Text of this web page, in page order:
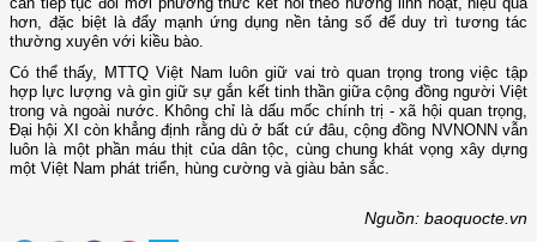
hơn, đặc biệt là đẩy mạnh ứng dụng nền tảng số để duy trì tương tác
thường xuyên với kiều bào.
Có thể thấy, MTTQ Việt Nam luôn giữ vai trò quan trọng trong việc tập
hợp lực lượng và gìn giữ sự gắn kết tinh thần giữa cộng đồng người Việt
trong và ngoài nước. Không chỉ là dấu mốc chính trị - xã hội quan trọng,
Đại hội XI còn khẳng định rằng dù ở bất cứ đâu, cộng đồng NVNONN vẫn
luôn là một phần máu thịt của dân tộc, cùng chung khát vọng xây dựng
một Việt Nam phát triển, hùng cường và giàu bản sắc.
Nguồn: baoquocte.vn